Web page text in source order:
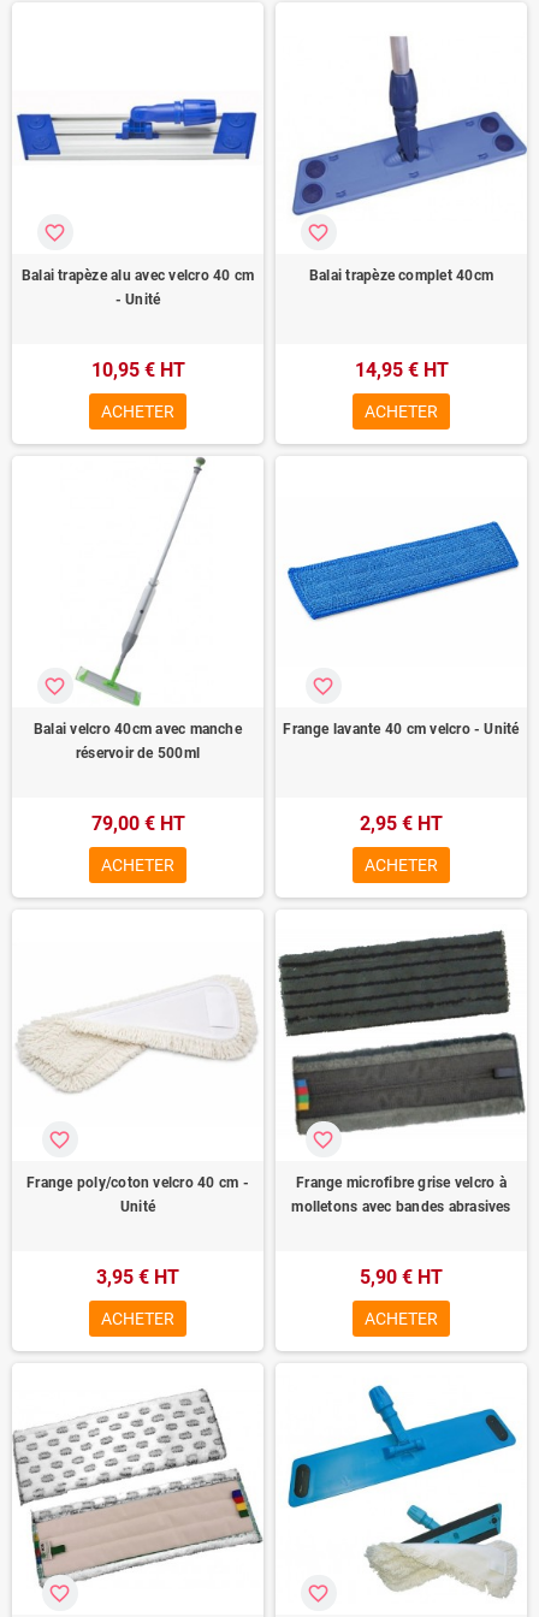
Balai trapèze alu avec velcro 40 cm
- Unité
favorite_border
10,95 € HT
ACHETER
Balai trapèze complet 40cm
favorite_border
14,95 € HT
ACHETER
Balai velcro 40cm avec manche
réservoir de 500ml
favorite_border
79,00 € HT
ACHETER
Frange lavante 40 cm velcro - Unité
favorite_border
2,95 € HT
ACHETER
Frange poly/coton velcro 40 cm -
Unité
favorite_border
3,95 € HT
ACHETER
Frange microfibre grise velcro à
molletons avec bandes abrasives
favorite_border
5,90 € HT
ACHETER
favorite_border favorite_border